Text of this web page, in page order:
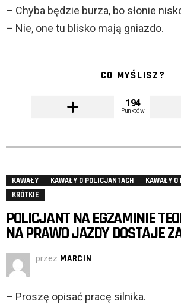
– Chyba będzie burza, bo słonie
– Nie, one tu blisko mają gniazdo.
CO MYŚLISZ?
194
Punktów
KAWAŁY KAWAŁY O POLICJANTACH
KAWAŁY
KRÓTKIE
POLICJANT NA EGZAMINIE
NA PRAWO JAZDY DOSTAJE
przez MARCIN
– Proszę opisać pracę silnika.